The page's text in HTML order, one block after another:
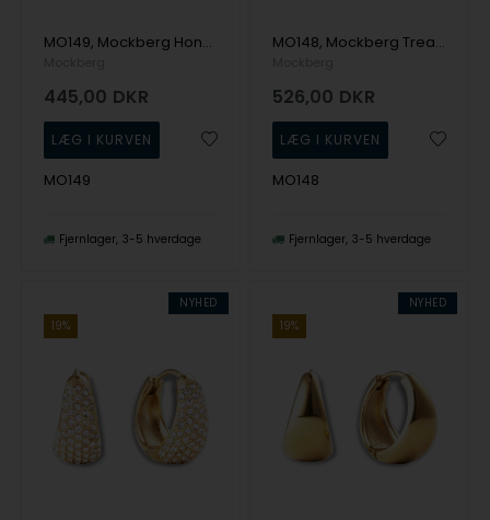
MO149, Mockberg Honey Hoops Medium Ørering
445,00 DKR
MO149
Fjernlager 3-5 hverdage
MO148, Mockberg Treasure Hoops Large Ørering
526,00 DKR
MO148
Fjernlager 3-5 hverdage
NYHED
19%
NYHED
19%